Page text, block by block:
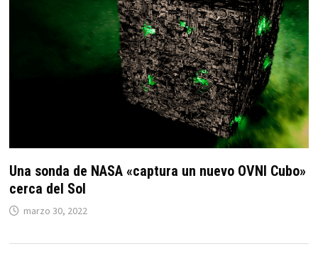
Una sonda de NASA «captura un nuevo OVNI Cubo»
cerca del Sol
marzo 30, 2022